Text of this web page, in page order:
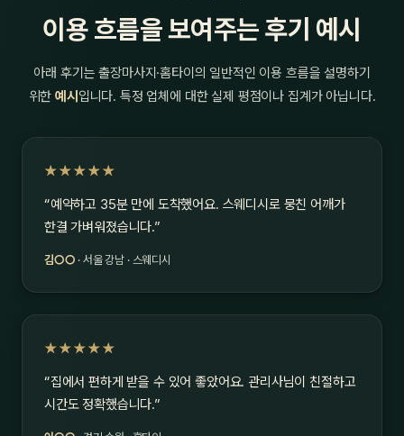
이용 흐름을 보여주는 후기 예시
아래 후기는 출장마사지·홈타이의 일반적인 이용 흐름을 설명하기
위한예시 입니다. 특정 업체에 대한 실제 평점이나 집계가 아닙니다.
★★★★★
“예약하고 35분 만에 도착했어요. 스웨디시로 뭉친 어깨가
한결 가벼워졌습니다.”
김○○ · 서울 강남 · 스웨디시
★★★★★
“집에서 편하게 받을 수 있어 좋았어요. 관리사님이 친절하고
시간도 정확했습니다.”